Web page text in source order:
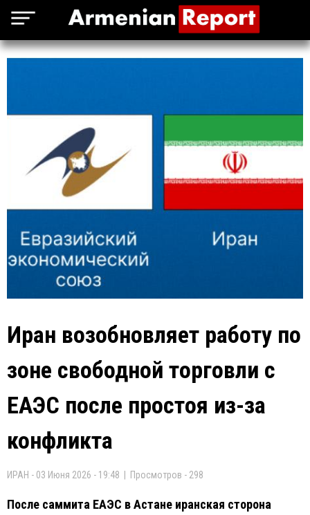
Иран возобновляет работу по
зоне свободной торговли с
ЕАЭС после простоя из-за
конфликта
ИРАН - 03 Июня 2026 - 19:48 | Просмотров - 298
После саммита ЕАЭС в Астане иранская сторона